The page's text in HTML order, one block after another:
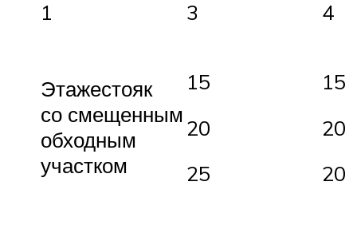
1 3 4
Этажестояк
со смещенным
обходным
участком
15
20
25
15
20
20